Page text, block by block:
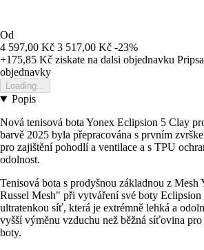
Od
4 597,00 Kč 3 517,00 Kč -23%
+175,85 Kč ziskate na dalsi objednavku
objednavky
Loading...
Popis
Nová tenisová bota Yonex Eclipsion 5 Clay
barvě 2025 byla přepracována s prvním
pro zajištění pohodlí a ventilace a s TPU
odolnost.
Tenisová bota s prodyšnou základnou z
Russel Mesh" při vytváření své boty Eclipsion
ultratenkou síť, která je extrémně lehká a
vyšší výměnu vzduchu než běžná síťovina
boty.